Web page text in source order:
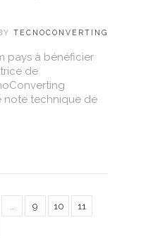
TECNOCONVERTING
pays à bénéficier
de
note technique de
… 9 10
11